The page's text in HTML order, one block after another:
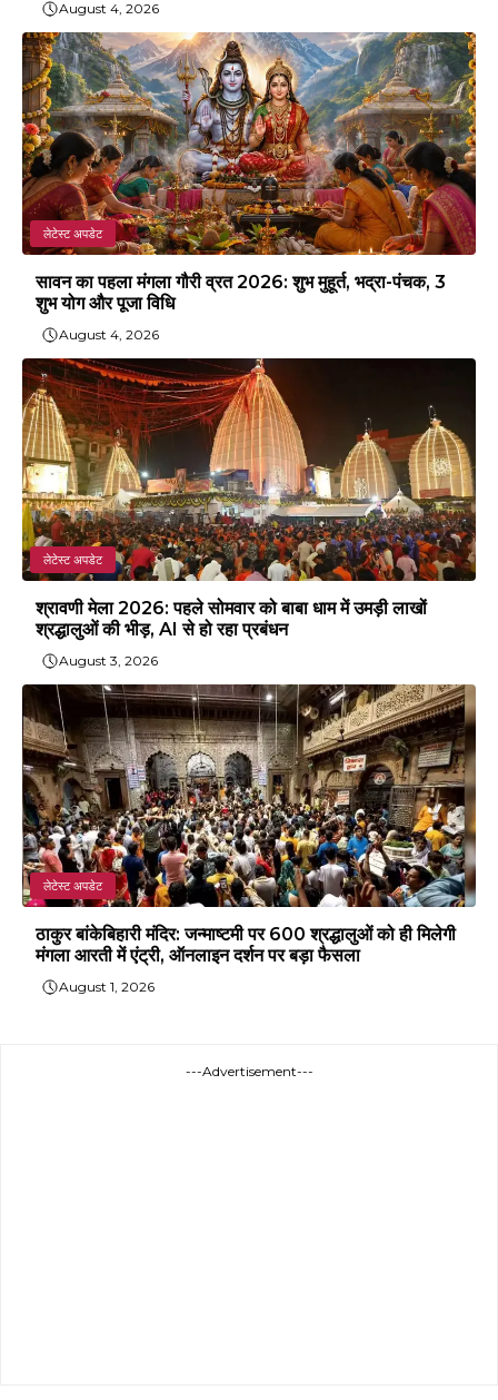
August 4, 2026
लेटेस्ट अपडेट
सावन का पहला मंगला गौरी व्रत 2026: शुभ मुहूर्त, भद्रा-पंचक, 3
शुभ योग और पूजा विधि
August 4, 2026
लेटेस्ट अपडेट
श्रावणी मेला 2026: पहले सोमवार को बाबा धाम में उमड़ी लाखों
श्रद्धालुओं की भीड़, AI से हो रहा प्रबंधन
August 3, 2026
लेटेस्ट अपडेट
ठाकुर बांकेबिहारी मंदिर: जन्माष्टमी पर 600 श्रद्धालुओं को ही मिलेगी
मंगला आरती में एंट्री, ऑनलाइन दर्शन पर बड़ा फैसला
August 1, 2026
---Advertisement---